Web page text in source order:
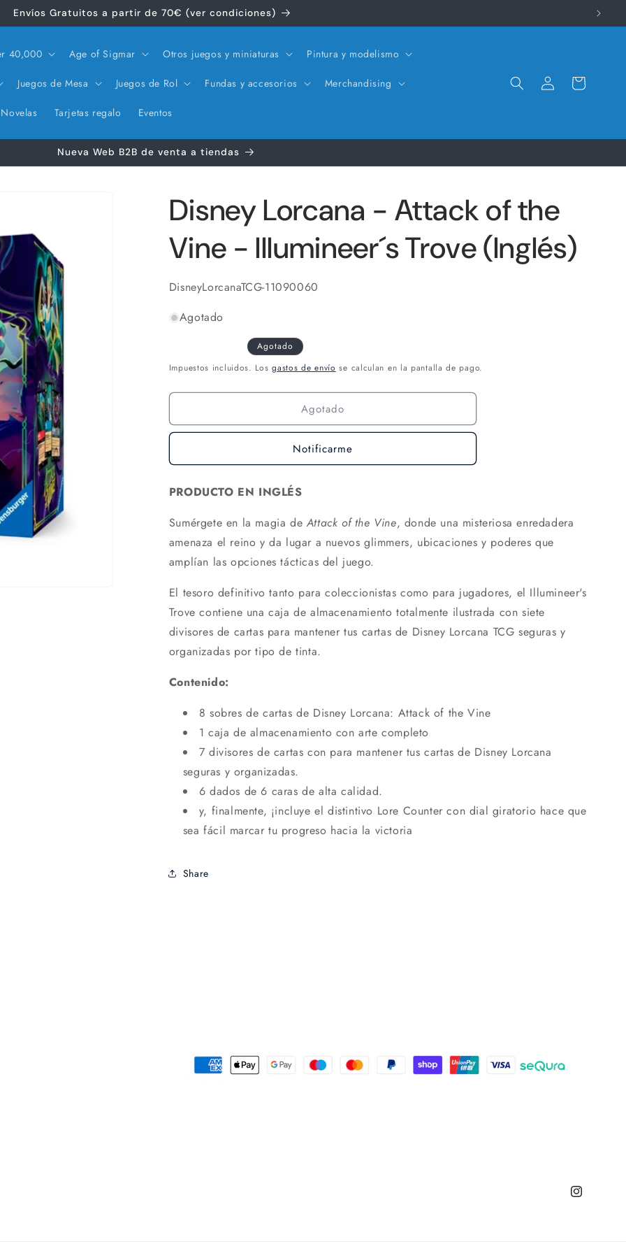
Envíos Gratuitos a partir de 70€ (ver condiciones)
40,000 Age of Sigmar Otros juegos y miniaturas Pintura y modelismo
Juegos de Mesa Juegos de Rol Fundas y accesorios Merchandising
Novelas Tarjetas regalo Eventos
Iniciar
sesión
Carrito
Nueva Web B2B de venta a tiendas
Disney Lorcana - Attack of the
Vine - Illumineer´s Trove (Inglés)
SKU:
DisneyLorcanaTCG-11090060
Agotado
Agotado
Impuestos incluidos. Losgastos de envío se calculan en la pantalla de pago.
Agotado
Notificarme
PRODUCTO EN INGLÉS
Sumérgete en la magia de Attack of the Vine, donde una misteriosa enredadera
amenaza el reino y da lugar a nuevos glimmers, ubicaciones y poderes que
amplían las opciones tácticas del juego.
El tesoro definitivo tanto para coleccionistas como para jugadores, el Illumineer's
Trove contiene una caja de almacenamiento totalmente ilustrada con siete
divisores de cartas para mantener tus cartas de Disney Lorcana TCG seguras y
organizadas por tipo de tinta.
Contenido:
8 sobres de cartas de Disney Lorcana: Attack of the Vine
1 caja de almacenamiento con arte completo
7 divisores de cartas con para mantener tus cartas de Disney Lorcana
seguras y organizadas.
6 dados de 6 caras de alta calidad.
y, finalmente, ¡incluye el distintivo Lore Counter con dial giratorio hace que
sea fácil marcar tu progreso hacia la victoria
Share
Instagram